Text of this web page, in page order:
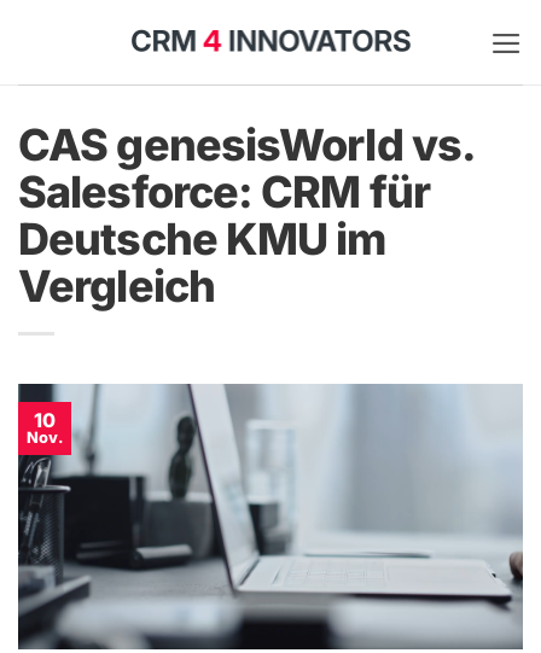
CAS genesisWorld vs.
Salesforce: CRM für
Deutsche KMU im
Vergleich
10
Nov.